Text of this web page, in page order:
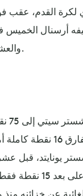
أرسنال الخميس
والعشرين من المسابقة.
في الصدارة بفارق
يونايتد، قبل
البطولة، ليصبح